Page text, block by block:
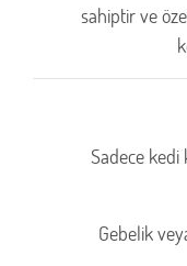
sahiptir ve
Sadece kedi
Gebelik